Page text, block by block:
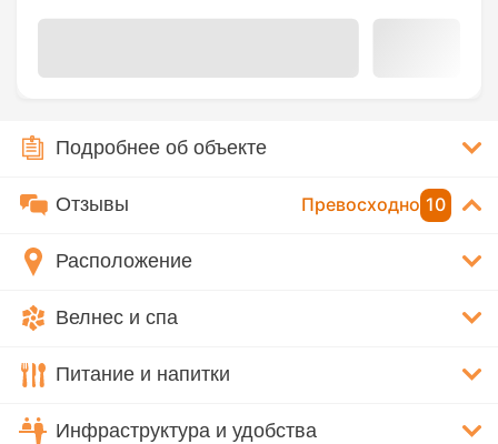
Подробнее об объекте
Отзывы Превосходно 10
Расположение
Велнес и спа
Питание и напитки
Инфраструктура и удобства